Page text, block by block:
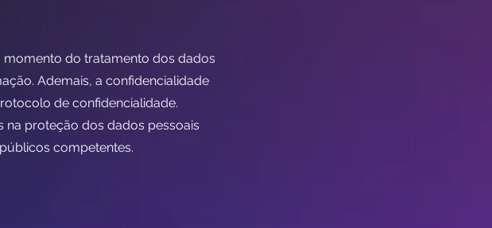
momento do tratamento dos dados
Ademais, a confidencialidade
de confidencialidade.
na proteção dos dados pessoais
competentes.